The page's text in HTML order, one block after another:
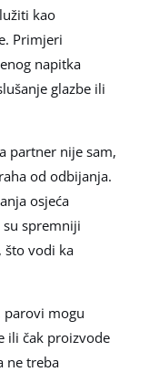
kao
Primjeri
napitka
glazbe ili
partner nije sam,
od odbijanja.
osjeća
spremniji
što vodi ka
parovi mogu
ili čak proizvode
ne treba